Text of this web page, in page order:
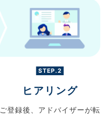
STEP.2
ヒアリング
ご登録後、 アドバイザーが転